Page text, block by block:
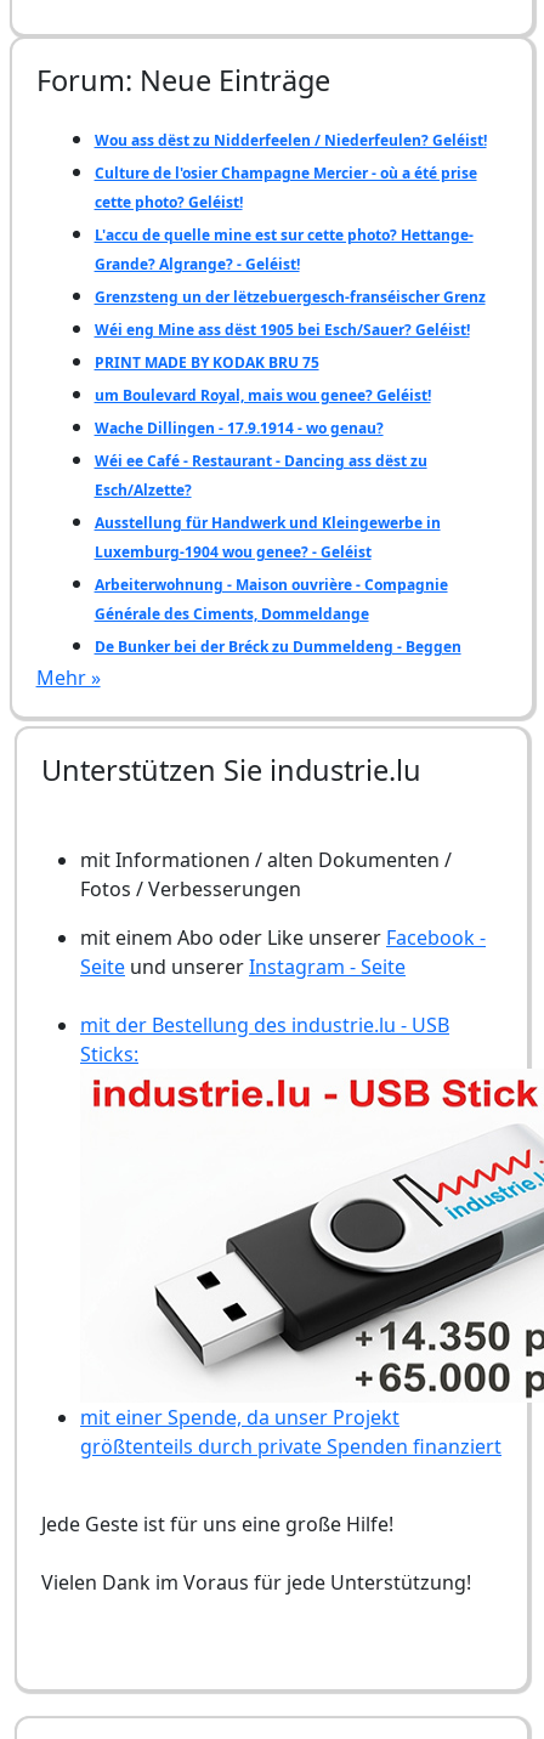
Forum: Neue Einträge
Wou ass dëst zu Nidderfeelen / Niederfeulen? Geléist!
Culture de l'osier Champagne Mercier - où a été prise
cette photo? Geléist!
L'accu de quelle mine est sur cette photo? Hettange-
Grande? Algrange? - Geléist!
Grenzsteng un der lëtzebuergesch-franséischer Grenz
Wéi eng Mine ass dëst 1905 bei Esch/Sauer? Geléist!
PRINT MADE BY KODAK BRU 75
um Boulevard Royal, mais wou genee? Geléist!
Wache Dillingen - 17.9.1914 - wo genau?
Wéi ee Café - Restaurant - Dancing ass dëst zu
Esch/Alzette?
Ausstellung für Handwerk und Kleingewerbe in
Luxemburg-1904 wou genee? - Geléist
Arbeiterwohnung - Maison ouvrière - Compagnie
Générale des Ciments, Dommeldange
De Bunker bei der Bréck zu Dummeldeng - Beggen
Mehr »
Unterstützen Sie industrie.lu
mit Informationen / alten Dokumenten /
Fotos / Verbesserungen
mit einem Abo oder Like unserer Facebook -
Seite und unsererInstagram - Seite
mit der Bestellung des industrie.lu - USB
Sticks:
mit einer Spende, da unser Projekt
größtenteils durch private Spenden finanziert
Jede Geste ist für uns eine große Hilfe!
Vielen Dank im Voraus für jede Unterstützung!